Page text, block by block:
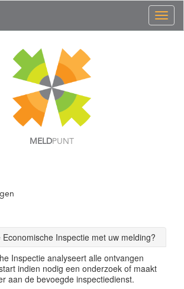
MELDPUNT
Economische Inspectie met uw melding?
Inspectie analyseert alle ontvangen
indien nodig een onderzoek of maakt
aan de bevoegde inspectiedienst.